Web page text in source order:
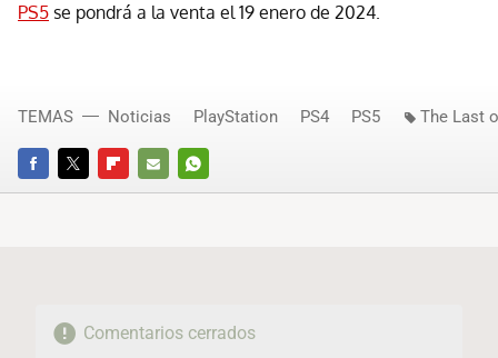
PS5 se pondrá a la venta el 19 enero de 2024.
FACEBOOKTWITTERFLIPBOARD
E-
WHATSAPP
TEMAS Noticias PlayStation PS4 PS5 The Last
Comentarios cerrados